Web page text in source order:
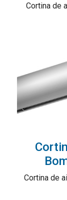
Cortina de
Cortina de